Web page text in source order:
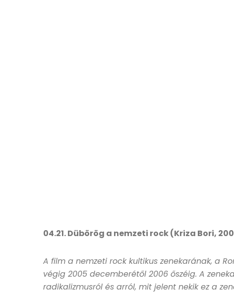
04.21. Dübörög a nemzeti rock (Kriza Bori,
A film a nemzeti rock kultikus zenekarának, a
végig 2005 decemberétől 2006 őszéig. A
radikalizmusról és arról, mit jelent nekik ez a